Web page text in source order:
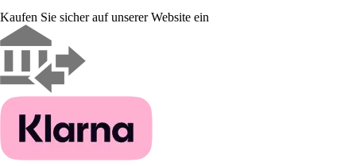
Kaufen Sie sicher auf unserer Website ein